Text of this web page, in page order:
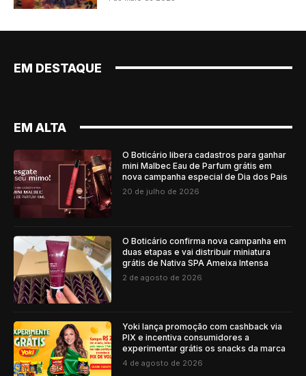
EM DESTAQUE
EM ALTA
O Boticário libera cadastros para ganhar
mini Malbec Eau de Parfum grátis em
nova campanha especial de Dia dos Pais
20 de julho de 2026
O Boticário confirma nova campanha em
duas etapas e vai distribuir miniatura
grátis de Nativa SPA Ameixa Intensa
2 de agosto de 2026
Yoki lança promoção com cashback via
PIX e incentiva consumidores a
experimentar grátis os snacks da marca
4 de agosto de 2026